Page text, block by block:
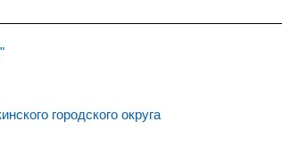
городского округа